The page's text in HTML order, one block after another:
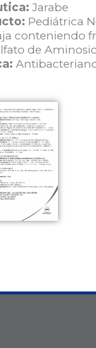
Jarabe
Pediátrica
conteniendo
de